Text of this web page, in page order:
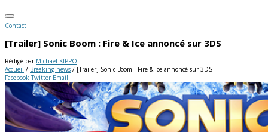
Contact
[Trailer] Sonic Boom : Fire & Ice annoncé sur 3DS
Rédigé par Michaël KIPPO
Accueil / Breaking news / [Trailer] Sonic Boom : Fire & Ice annoncé sur 3DS
Facebook Twitter Email